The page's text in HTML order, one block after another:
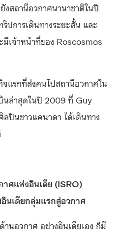
งสถานีอวกาศนานาชาติในปี
ปการเดินทางระยะสั้น และ
เจ้าหน้าที่ของ Roscosmos
แรกที่ส่งคนไปสถานีอวกาศใน
นล่าสุดในปี 2009 ที่ Guy
ปินชาวแคนาดา ได้เดินทาง
าศแห่งอินเดีย (ISRO)
นเดียกลุ่มแรกสู่อวกาศ
านอวกาศ อย่างอินเดียเอง ก็มี